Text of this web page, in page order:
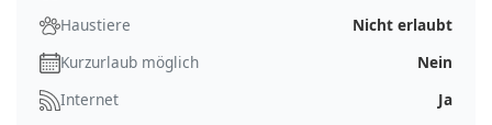
Haustiere
Nicht erlaubt
Kurzurlaub möglich
Nein
Internet
Ja